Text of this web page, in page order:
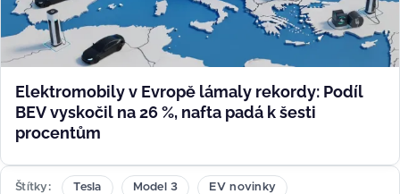
Elektromobily v Evropě lámaly rekordy: Podíl
BEV vyskočil na 26 %, nafta padá k šesti
procentům
Štítky Tesla Model 3 EV novinky